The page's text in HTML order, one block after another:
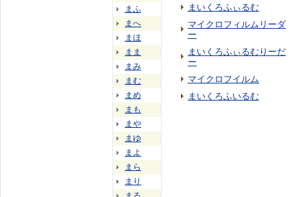
まふ
まへ
まほ
まま
まみ
まむ
まめ
まも
まや
まゆ
まよ
まら
まり
まいくろふぃるむ
マイクロフィルムリーダ
ー
まいくろふぃるむりーだ
ー
マイクロフイルム
まいくろふいるむ